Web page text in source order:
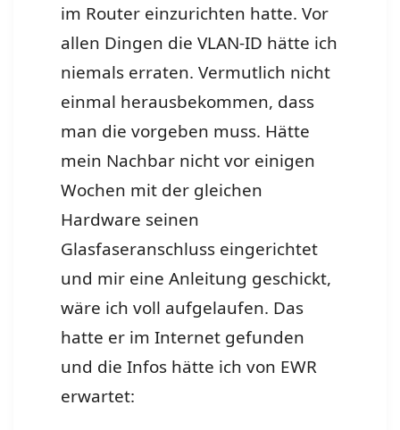
im Router einzurichten hatte. Vor
allen Dingen die VLAN-ID hätte ich
niemals erraten. Vermutlich nicht
einmal herausbekommen, dass
man die vorgeben muss. Hätte
mein Nachbar nicht vor einigen
Wochen mit der gleichen
Hardware seinen
Glasfaseranschluss eingerichtet
und mir eine Anleitung geschickt,
wäre ich voll aufgelaufen. Das
hatte er im Internet gefunden
und die Infos hätte ich von EWR
erwartet: